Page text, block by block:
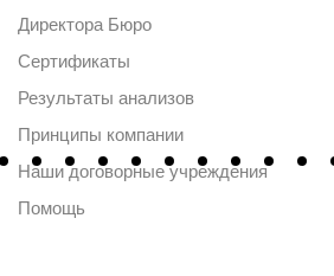
Директора Бюро
Сертификаты
Результаты анализов
Принципы компании
Наши договорные учреждения
Помощь